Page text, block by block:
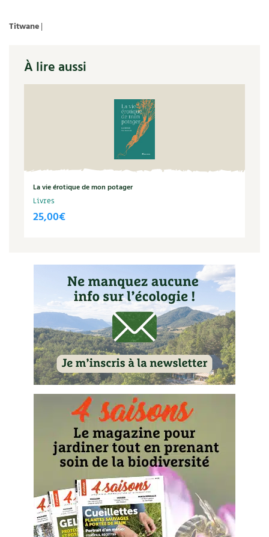
Titwane|
À lire aussi
La vie érotique de mon potager
Livres
25,00€